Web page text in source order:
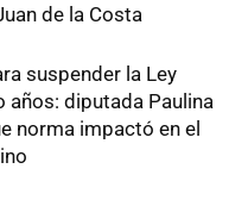
de la Costa
suspender la Ley
años: diputada Paulina
norma impactó en el